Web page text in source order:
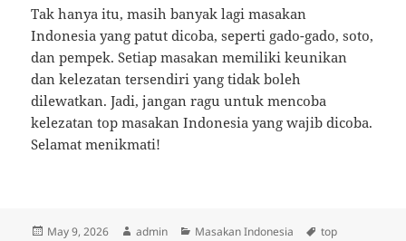
Tak hanya itu, masih banyak lagi masakan
Indonesia yang patut dicoba, seperti gado-gado, soto,
dan pempek. Setiap masakan memiliki keunikan
dan kelezatan tersendiri yang tidak boleh
dilewatkan. Jadi, jangan ragu untuk mencoba
kelezatan top masakan Indonesia yang wajib dicoba.
Selamat menikmati!
Posted
May 9, 2026 Author
admin Categories
Masakan Indonesia Tags
top